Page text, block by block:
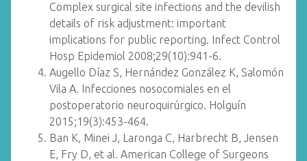
Complex surgical site infections and the devilish
details of risk adjustment: important
implications for public reporting. Infect Control
Hosp Epidemiol 2008;29(10):941-6.
Augello Díaz S, Hernández González K, Salomón
Vila A. Infecciones nosocomiales en el
postoperatorio neuroquirúrgico. Holguín
2015;19(3):453-464.
Ban K, Minei J, Laronga C, Harbrecht B, Jensen
E, Fry D, et al. American College of Surgeons